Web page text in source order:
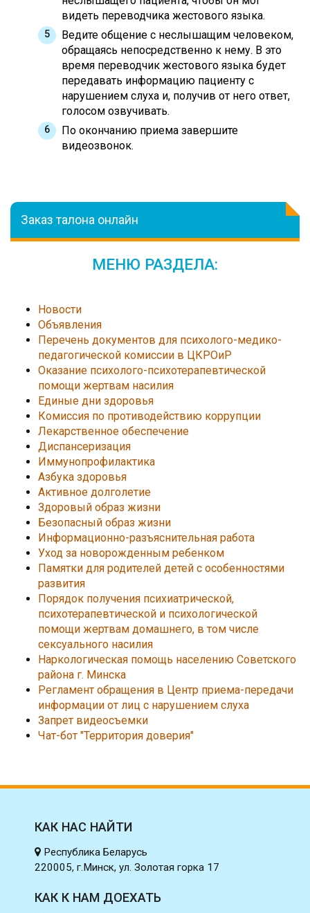
видеть переводчика жестового языка.
Ведите общение с неслышащим человеком,
обращаясь непосредственно к нему. В это
время переводчик жестового языка будет
передавать информацию пациенту с
нарушением слуха и, получив от него ответ,
голосом озвучивать.
По окончанию приема завершите
видеозвонок.
Заказ талона онлайн
МЕНЮ РАЗДЕЛА:
Новости
Объявления
Перечень документов для психолого-медико-
педагогической комиссии в ЦКРОиР
Оказание психолого-психотерапевтической
помощи жертвам насилия
Единые дни здоровья
Комиссия по противодействию коррупции
Лекарственное обеспечение
Диспансеризация
Иммунопрофилактика
Азбука здоровья
Активное долголетие
Здоровый образ жизни
Безопасный образ жизни
Информационно-разъяснительная работа
Уход за новорожденным ребенком
Памятки для родителей детей с особенностями
развития
Порядок получения психиатрической,
психотерапевтической и психологической
помощи жертвам домашнего, в том числе
сексуального насилия
Наркологическая помощь населению Советского
района г. Минска
Регламент обращения в Центр приема-передачи
информации от лиц с нарушением слуха
Запрет видеосъемки
Чат-бот "Территория доверия"
КАК НАС НАЙТИ
Республика Беларусь
220005, г.Минск, ул. Золотая горка 17
КАК К НАМ ДОЕХАТЬ